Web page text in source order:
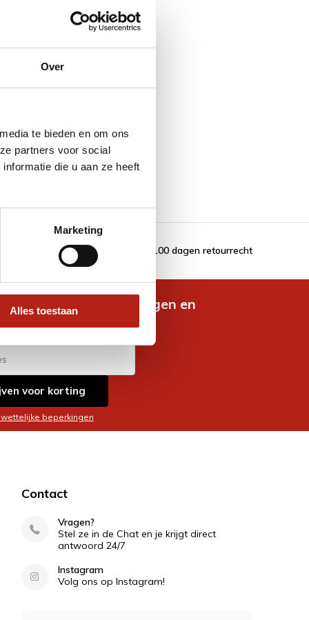
Over
te bieden en om ons
partners voor social
die u aan ze heeft
Marketing
Alles toestaan
100 dagen retourrecht
nieuwste aanbiedingen en
voor korting
beperkingen
Contact
Vragen?
Stel ze in de Chat en je krijgt direct
antwoord 24/7
Instagram
Volg ons op Instagram!